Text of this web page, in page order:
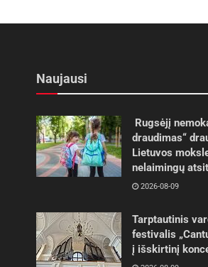
Naujausi
Rugsėjį
draudimas“
Lietuvos
nelaimingų
2026-08-09
Tarptautinis
festivalis
į išskirtinį